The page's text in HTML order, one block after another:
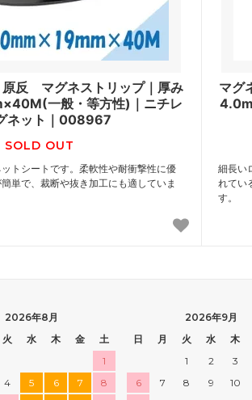
原反 マグネストリップ｜厚み
一般・等方性)｜ニチレ
ネット｜008967
SOLD OUT
トシートです。柔軟性や耐衝撃性に優
単で、裁断や抜き加工にも適していま
マグ
細長い
れてい
す。
2026年8月
火 水 木 金
土
1
4 5 6 7
8
2026年9月
日
月 火 水 木
1
2 3
6
7 8 9 10